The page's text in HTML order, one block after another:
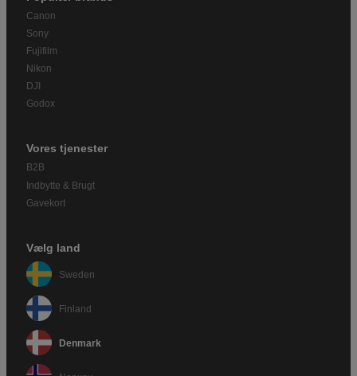
Canon
Sony
Fujifilm
Nikon
DJI
Godox
Vores tjenester
B2B
Indbytte & Brugt
Gavekort
Vælg land
Sweden
Finland
Denmark